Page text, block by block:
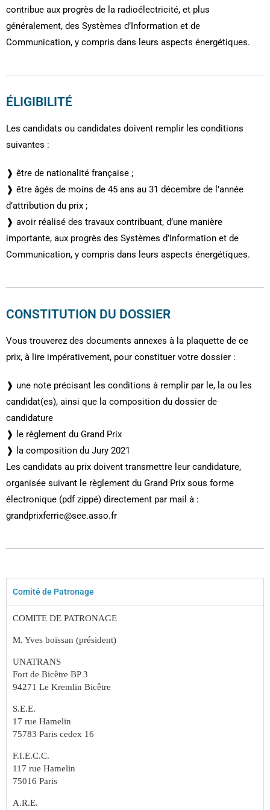
contribue aux progrès de la radioélectricité, et plus
généralement, des Systèmes d’Information et de
Communication, y compris dans leurs aspects énergétiques.
ÉLIGIBILITÉ
Les candidats ou candidates doivent remplir les conditions
suivantes :
❱ être de nationalité française ;
❱ être âgés de moins de 45 ans au 31 décembre de l’année
d’attribution du prix ;
❱ avoir réalisé des travaux contribuant, d’une manière
importante, aux progrès des Systèmes d’Information et de
Communication, y compris dans leurs aspects énergétiques.
CONSTITUTION DU DOSSIER
Vous trouverez des documents annexes à la plaquette de ce
prix, à lire impérativement, pour constituer votre dossier :
❱ une note précisant les conditions à remplir par le, la ou les
candidat(es), ainsi que la composition du dossier de
candidature
❱ le règlement du Grand Prix
❱ la composition du Jury 2021
Les candidats au prix doivent transmettre leur candidature,
organisée suivant le règlement du Grand Prix sous forme
électronique (pdf zippé) directement par mail à :
grandprixferrie@see.asso.fr
Comité de Patronage
COMITE DE PATRONAGE
M. Yves boissan (président)
UNATRANS
Fort de Bicêtre BP 3
94271 Le Kremlin Bicêtre
S.E.E.
17 rue Hamelin
75783 Paris cedex 16
F.I.E.C.C.
117 rue Hamelin
75016 Paris
A.R.E.